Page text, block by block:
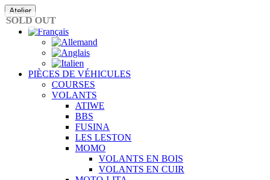
Passer
au
contenu
Atelier
PIÈCES DE VÉHICULES
COURSES
VOLANTS
ATIWE
BBS
FUSINA
LES LESTON
MOMO
VOLANTS EN BOIS
VOLANTS EN CUIR
SOLD OUT